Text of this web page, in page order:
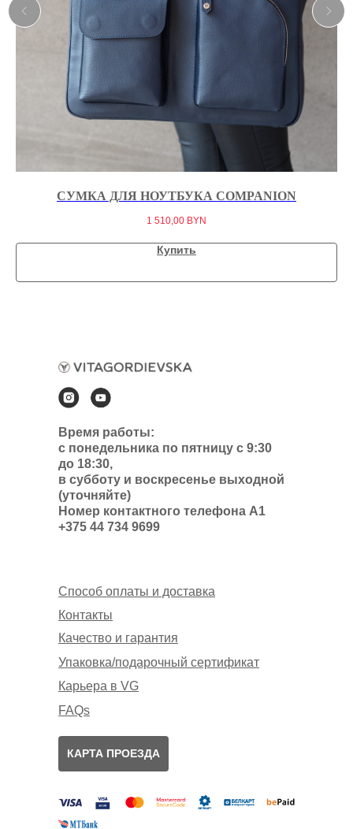
СУМКА ДЛЯ НОУТБУКА COMPANION
1 510,00 BYN
Купить
Время работы:
с понедельника по пятницу с 9:30
до 18:30,
в субботу и воскресенье выходной
(уточняйте)
Номер контактного телефона А1
+375 44 734 9699
Способ оплаты и доставка
Контакты
КАРТА ПРОЕЗДА
Упаковка/подарочный сертификат
FAQs
Карьера в VG
Качество и гарантия